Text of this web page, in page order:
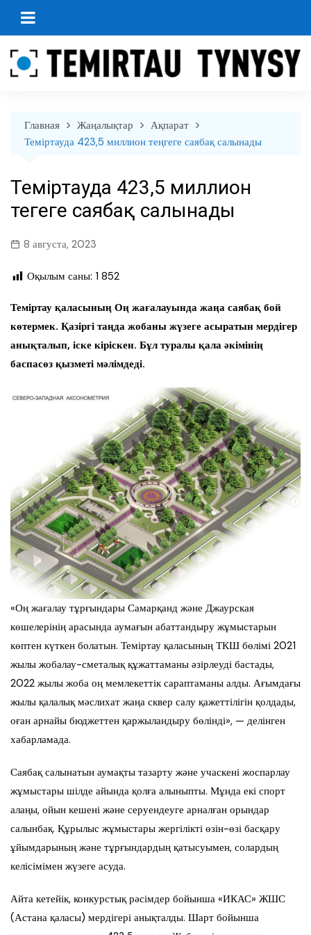
перейти
Главная Жаңалықтар
Ақпарат
Теміртауда 423,5 миллион теңгеге саябақ салынады
Теміртауда 423,5 миллион
теңгеге саябақ салынады
8 августа, 2023
Оқылым саны: 1 852
Теміртау қаласының Оң жағалауында жаңа саябақ бой
көтермек. Қазіргі таңда жобаны жүзеге асыратын мердігер
анықталып, іске кіріскен. Бұл туралы қала әкімінің
баспасөз қызметі мәлімдеді.
«Оң жағалау тұрғындары Самарқанд және Джаурская
көшелерінің арасында аумағын абаттандыру жұмыстарын
көптен күткен болатын. Теміртау қаласының ТКШ бөлімі 2021
жылы жобалау-сметалық құжаттаманы әзірлеуді бастады,
2022 жылы жоба оң мемлекеттік сараптаманы алды. Ағымдағы
жылы қалалық мәслихат жаңа сквер салу қажеттілігін қолдады,
оған арнайы бюджеттен қаржыландыру бөлінді», — делінген
хабарламада.
Саябақ салынатын аумақты тазарту және учаскені жоспарлау
жұмыстары шілде айында қолға алыныпты. Мұнда екі спорт
алаңы, ойын кешені және серуендеуге арналған орындар
салынбақ. Құрылыс жұмыстары жергілікті өзін-өзі басқару
ұйымдарының және тұрғындардың қатысуымен, солардың
келісімімен жүзеге асуда.
Айта кетейік, конкурстық рәсімдер бойынша «ИКАС» ЖШС
(Астана қаласы) мердігері анықталды. Шарт бойынша